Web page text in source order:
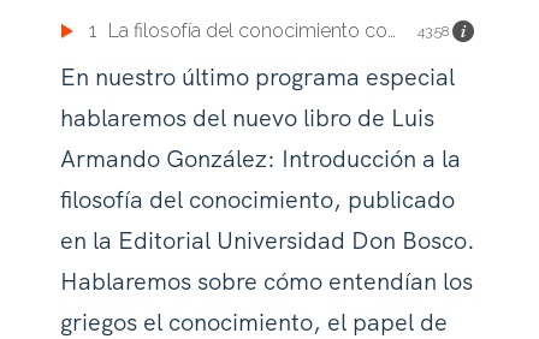
1 La filosofía del conocimiento con Luis González 43:58
En nuestro último programa especial
hablaremos del nuevo libro de Luis
Armando González: Introducción a la
filosofía del conocimiento, publicado
en la Editorial Universidad Don Bosco.
Hablaremos sobre cómo entendían los
griegos el conocimiento, el papel de